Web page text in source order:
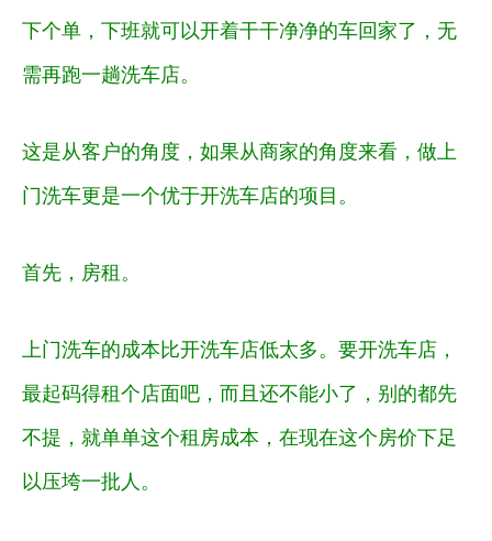
下个单，下班就可以开着干干净净的车回家了，无
需再跑一趟洗车店。
这是从客户的角度，如果从商家的角度来看，做上
门洗车更是一个优于开洗车店的项目。
首先，房租。
上门洗车的成本比开洗车店低太多。要开洗车店，
最起码得租个店面吧，而且还不能小了，别的都先
不提，就单单这个租房成本，在现在这个房价下足
以压垮一批人。